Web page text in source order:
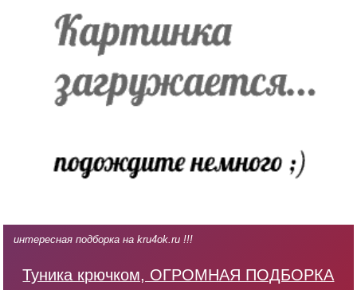
интересная подборка на kru4ok.ru !!!
Туника крючком, ОГРОМНАЯ ПОДБОРКА